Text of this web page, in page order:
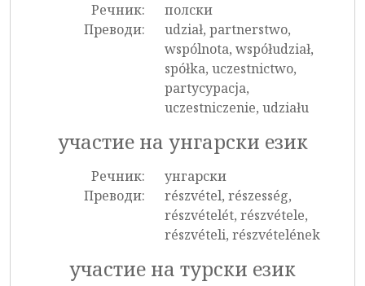
Речник:
полски
Преводи:
udział, partnerstwo,
wspólnota, współudział,
spółka, uczestnictwo,
partycypacja,
uczestniczenie, udziału
участие на унгарски език
Речник:
унгарски
Преводи:
részvétel, részesség,
részvételét, részvétele,
részvételi, részvételének
участие на турски език